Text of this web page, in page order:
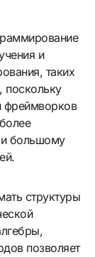
и
таких
поскольку
фреймворков
и большому
структуры
позволяет